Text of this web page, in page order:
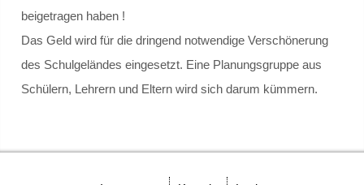
GANZTAGSSCHULE
Berufliche Orientierung
Leuchtturmschule
beigetragen haben !
Das Geld wird für die dringend notwendige Verschönerung
des Schulgeländes eingesetzt. Eine Planungsgruppe aus
Schülern, Lehrern und Eltern wird sich darum kümmern.